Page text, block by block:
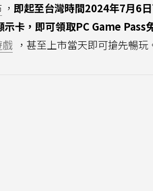
， 即起至台灣時間2024年7月6
卡，即可領取PC Game Pass
戲 ，甚至上市當天即可搶先暢玩